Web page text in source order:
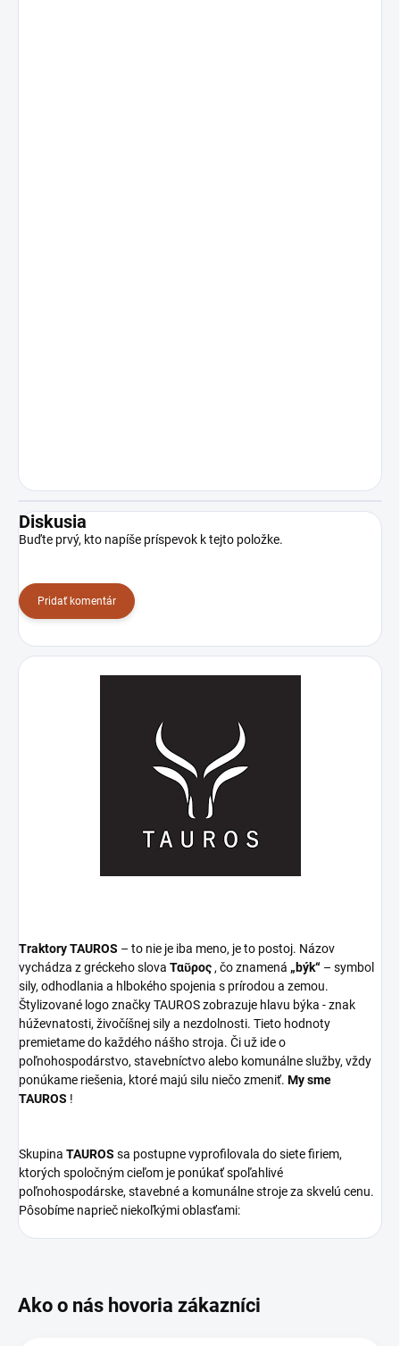
Diskusia
Buďte prvý, kto napíše príspevok k tejto položke.
Pridať komentár
Traktory TAUROS – to nie je iba meno, je to postoj. Názov
vychádza z gréckeho slova Ταῦρος , čo znamená „býk“ – symbol
sily, odhodlania a hlbokého spojenia s prírodou a zemou.
Štylizované logo značky TAUROS zobrazuje hlavu býka - znak
húževnatosti, živočíšnej sily a nezdolnosti. Tieto hodnoty
premietame do každého nášho stroja. Či už ide o
poľnohospodárstvo, stavebníctvo alebo komunálne služby, vždy
ponúkame riešenia, ktoré majú silu niečo zmeniť. My sme
TAUROS !
Skupina TAUROS sa postupne vyprofilovala do siete firiem,
ktorých spoločným cieľom je ponúkať spoľahlivé
poľnohospodárske, stavebné a komunálne stroje za skvelú cenu.
Pôsobíme naprieč niekoľkými oblasťami: